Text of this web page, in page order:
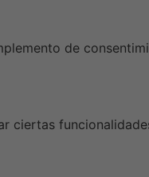
de
ciertas